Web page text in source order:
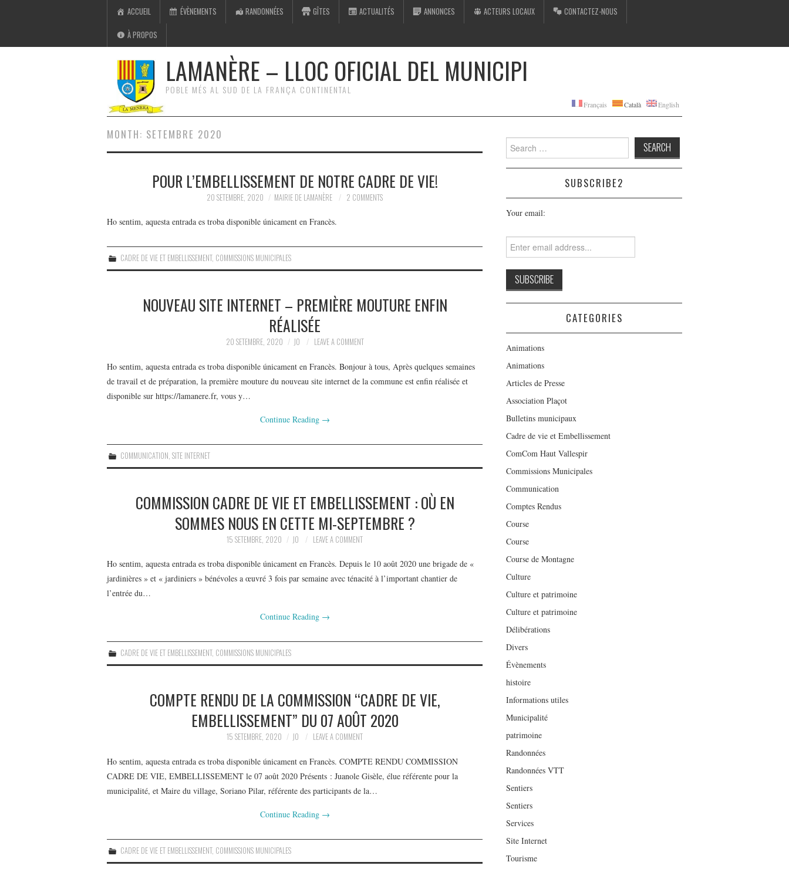
ACCUEIL ÉVÈNEMENTS RANDONNÉES GÎTES ACTUALITÉS ANNONCES ACTEURS LOCAUX CONTACTEZ-NOUS
À PROPOS
LAMANÈRE – LLOC OFICIAL DEL MUNICIPI
POBLE MÉS AL SUD DE LA FRANÇA CONTINENTAL
Français Català English
MONTH: SETEMBRE 2020
POUR L’EMBELLISSEMENT DE NOTRE CADRE DE VIE!
20 SETEMBRE, 2020 MAIRIE DE LAMANÈRE 2 COMMENTS
Ho sentim, aquesta entrada es troba disponible únicament en Francès.
CADRE DE VIE ET EMBELLISSEMENT, COMMISSIONS MUNICIPALES
NOUVEAU SITE INTERNET – PREMIÈRE MOUTURE ENFIN
RÉALISÉE
20 SETEMBRE, 2020 JO LEAVE A COMMENT
Ho sentim, aquesta entrada es troba disponible únicament en Francès. Bonjour à tous, Après quelques semaines
de travail et de préparation, la première mouture du nouveau site internet de la commune est enfin réalisée et
disponible sur https://lamanere.fr, vous y…
Continue Reading →
COMMUNICATION,SITE INTERNET
COMMISSION CADRE DE VIE ET EMBELLISSEMENT : OÙ EN
SOMMES NOUS EN CETTE MI-SEPTEMBRE ?
15 SETEMBRE, 2020 JO LEAVE A COMMENT
Ho sentim, aquesta entrada es troba disponible únicament en Francès. Depuis le 10 août 2020 une brigade de «
jardinières » et « jardiniers » bénévoles a œuvré 3 fois par semaine avec ténacité à l’important chantier de
l’entrée du…
Continue Reading →
CADRE DE VIE ET EMBELLISSEMENT, COMMISSIONS MUNICIPALES
COMPTE RENDU DE LA COMMISSION “CADRE DE VIE,
EMBELLISSEMENT” DU 07 AOÛT 2020
15 SETEMBRE, 2020 JO LEAVE A COMMENT
Ho sentim, aquesta entrada es troba disponible únicament en Francès. COMPTE RENDU COMMISSION
CADRE DE VIE, EMBELLISSEMENT le 07 août 2020 Présents : Juanole Gisèle, élue référente pour la
municipalité, et Maire du village, Soriano Pilar, référente des participants de la…
Continue Reading →
CADRE DE VIE ET EMBELLISSEMENT, COMMISSIONS MUNICIPALES
Search
for:
SUBSCRIBE2
Your email:
CATEGORIES
Animations
Animations
Articles de Presse
Association Plaçot
Bulletins municipaux
Cadre de vie et Embellissement
ComCom Haut Vallespir
Commissions Municipales
Communication
Comptes Rendus
Course
Course
Course de Montagne
Culture
Culture et patrimoine
Culture et patrimoine
Délibérations
Divers
Évènements
histoire
Informations utiles
Municipalité
patrimoine
Randonnées
Randonnées VTT
Sentiers
Sentiers
Services
Site Internet
Tourisme